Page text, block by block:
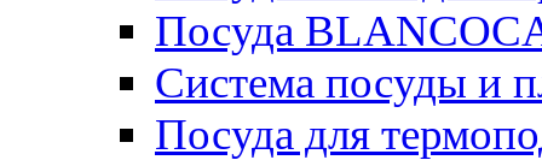
Посуда
Система посуды и
Посуда для